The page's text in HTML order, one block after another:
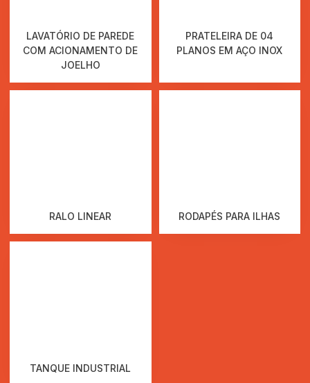
LAVATÓRIO DE PAREDE
COM ACIONAMENTO DE
JOELHO
PRATELEIRA DE 04
PLANOS EM AÇO INOX
RALO LINEAR RODAPÉS PARA ILHAS
TANQUE INDUSTRIAL